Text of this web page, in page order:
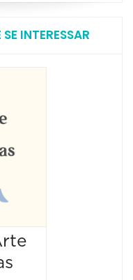
INTERESSAR